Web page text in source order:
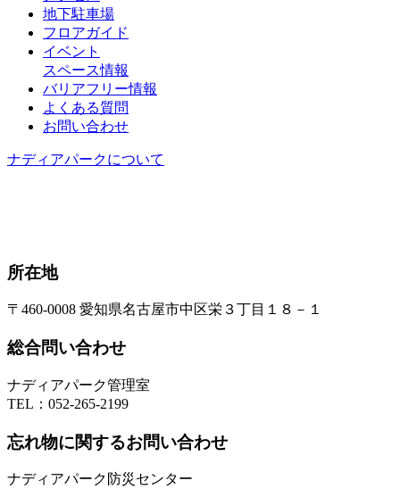
地下駐車場
フロアガイド
イベント
スペース情報
バリアフリー情報
よくある質問
お問い合わせ
ナディアパークについて
所在地
〒460-0008 愛知県名古屋市中区栄３丁目１８－１
総合問い合わせ
ナディアパーク管理室
TEL： 052-265-2199
忘れ物に関するお問い合わせ
ナディアパーク防災センター